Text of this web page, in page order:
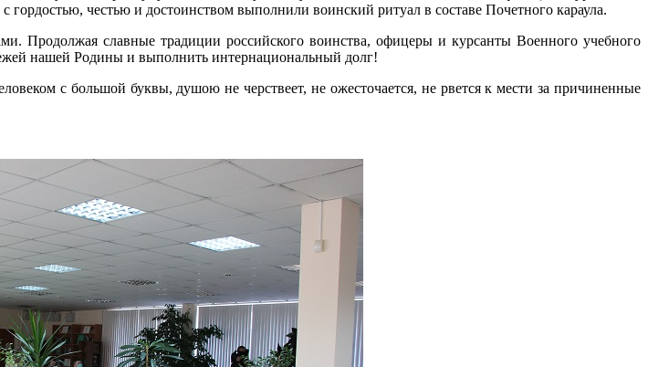
честью и достоинством выполнили воинский ритуал в составе Почетного караула.
Продолжая славные традиции российского воинства, офицеры и курсанты Военного учебного
нашей Родины и выполнить интернациональный долг!
с большой буквы, душою не черствеет, не ожесточается, не рвется к мести за причиненные